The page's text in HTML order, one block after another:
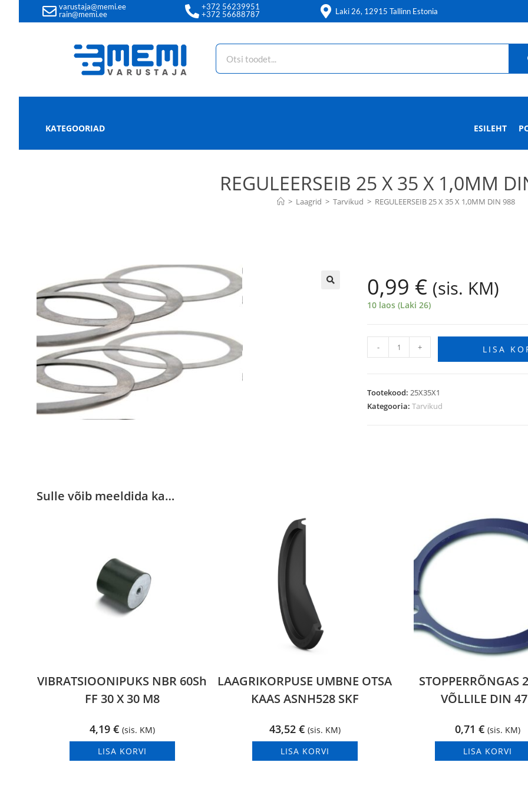
varustaja@memi.ee
rain@memi.ee
+372 56239951
+372 56688787
Laki 26, 12915 Tallinn Estonia
KATEGOORIAD ESILEHT
REGULEERSEIB 25 X 35 X 1,0MM
> Laagrid > Tarvikud > REGULEERSEIB 25 X 35 X 1,0MM DIN 988
0,99 € (sis. KM)
10 laos (Laki 26)
- + LISA
Tootekood:25X35X1
Kategooria:Tarvikud
Sulle võib meeldida ka…
VIBRATSIOONIPUKS NBR 60Sh
FF 30 X 30 M8
4,19 € (sis. KM)
LISA KORVI
LAAGRIKORPUSE UMBNE OTSA
KAAS ASNH528 SKF
43,52 € (sis. KM)
LISA KORVI
STOPPERRÕNGAS
VÕLLILE DIN
0,71 € (sis. KM)
LISA KORVI